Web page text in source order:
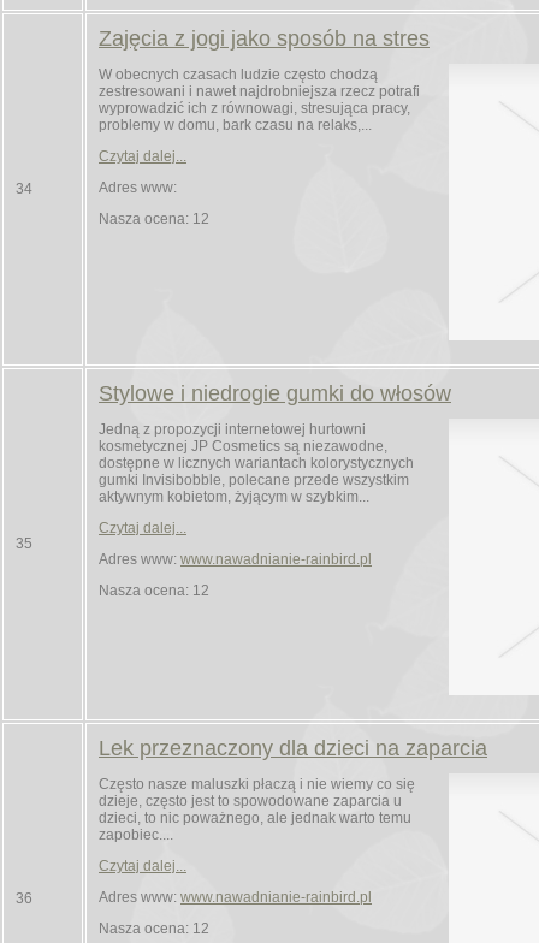
34
Zajęcia z jogi jako sposób na stres
W obecnych czasach ludzie często chodzą
zestresowani i nawet najdrobniejsza rzecz potrafi
wyprowadzić ich z równowagi, stresująca pracy,
problemy w domu, bark czasu na relaks,...
Czytaj dalej...
Adres www:
Nasza ocena: 12
35
Stylowe i niedrogie gumki do włosów
Jedną z propozycji internetowej hurtowni
kosmetycznej JP Cosmetics są niezawodne,
dostępne w licznych wariantach kolorystycznych
gumki Invisibobble, polecane przede wszystkim
aktywnym kobietom, żyjącym w szybkim...
Czytaj dalej...
Adres www: www.nawadnianie-rainbird.pl
Nasza ocena: 12
36
Lek przeznaczony dla dzieci na zaparcia
Często nasze maluszki płaczą i nie wiemy co się
dzieje, często jest to spowodowane zaparcia u
dzieci, to nic poważnego, ale jednak warto temu
zapobiec....
Czytaj dalej...
Adres www: www.nawadnianie-rainbird.pl
Nasza ocena: 12